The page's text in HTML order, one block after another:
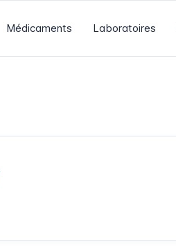
Médicaments Laboratoires